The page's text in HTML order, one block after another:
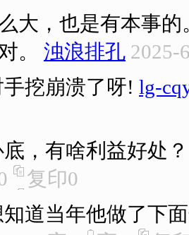
大，也是有本事
。
浊浪排孔 2025-
挖崩溃了呀! lg-
，有啥利益好处
复印0
道当年他做了下